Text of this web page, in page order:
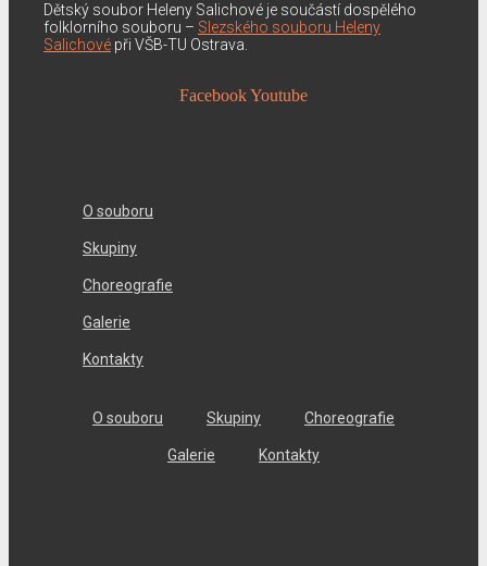
Dětský soubor Heleny Salichové je součástí dospělého
folklorního souboru – Slezského souboru Heleny
Salichové při VŠB-TU Ostrava.
FacebookYoutube
O souboru
Skupiny
Choreografie
Galerie
Kontakty
O souboru Skupiny Choreografie
Galerie Kontakty